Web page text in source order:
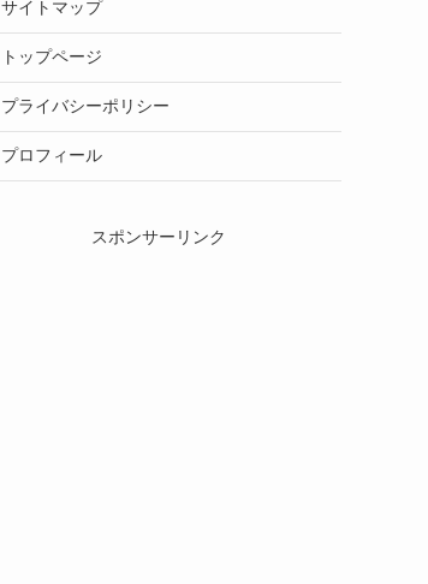
サイトマップ
トップページ
プライバシーポリシー
プロフィール
スポンサーリンク